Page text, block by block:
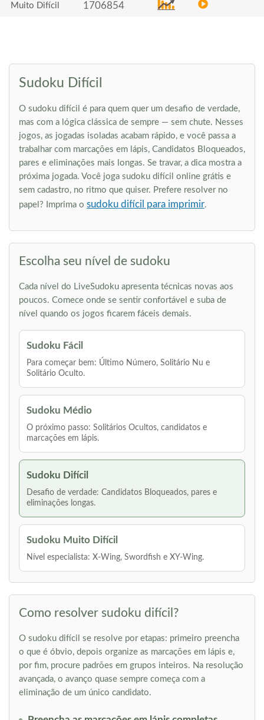
Muito Difícil 1706854
Sudoku Difícil
O sudoku difícil é para quem quer um desafio de verdade,
mas com a lógica clássica de sempre — sem chute. Nesses
jogos, as jogadas isoladas acabam rápido, e você passa a
trabalhar com marcações em lápis, Candidatos Bloqueados,
pares e eliminações mais longas. Se travar, a dica mostra a
próxima jogada. Você joga sudoku difícil online grátis e
sem cadastro, no ritmo que quiser. Prefere resolver no
papel? Imprima o sudoku difícil para imprimir.
Escolha seu nível de sudoku
Cada nível do LiveSudoku apresenta técnicas novas aos
poucos. Comece onde se sentir confortável e suba de
nível quando os jogos ficarem fáceis demais.
Sudoku Fácil
Para começar bem: Último Número, Solitário Nu e
Solitário Oculto.
Sudoku Médio
O próximo passo: Solitários Ocultos, candidatos e
marcações em lápis.
Sudoku Difícil
Desafio de verdade: Candidatos Bloqueados, pares e
eliminações longas.
Sudoku Muito Difícil
Nível especialista: X-Wing, Swordfish e XY-Wing.
Como resolver sudoku difícil?
O sudoku difícil se resolve por etapas: primeiro preencha
o que é óbvio, depois organize as marcações em lápis e,
por fim, procure padrões em grupos inteiros. Na resolução
avançada, o avanço quase sempre começa com a
eliminação de um único candidato.